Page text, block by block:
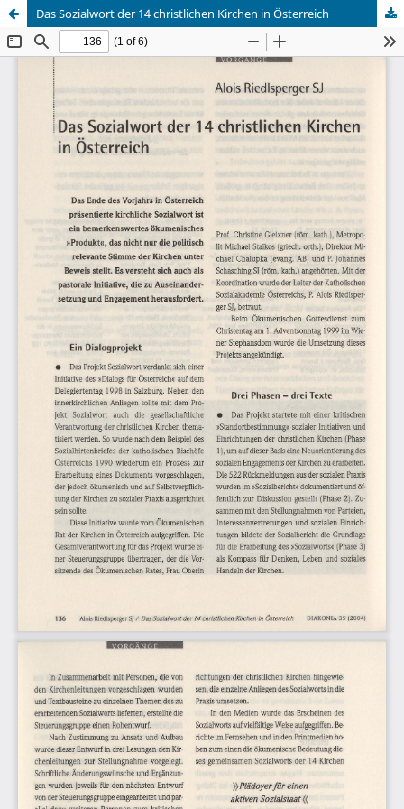
Das Sozialwort der 14 christlichen Kirchen in Österreich